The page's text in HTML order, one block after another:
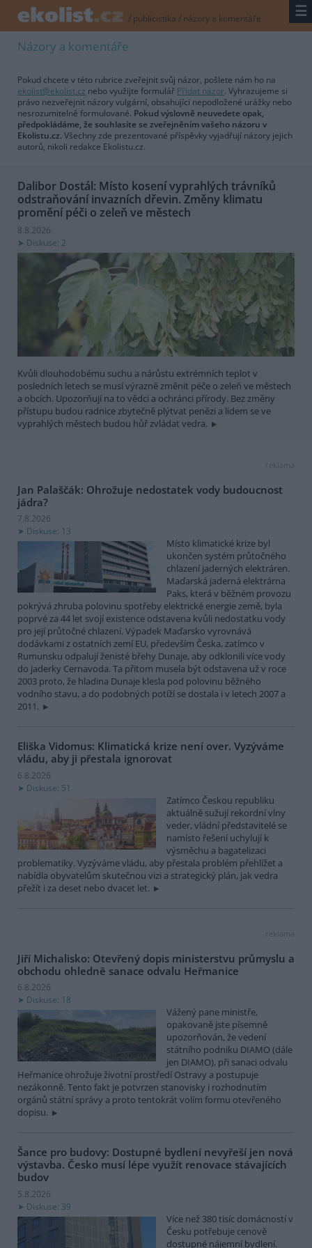
/ publicistika / názory a komentáře ☰
Názory a komentáře
Pokud chcete v této rubrice zveřejnit svůj názor, pošlete nám ho na
ekolist@ekolist.cz nebo využijte formulář Přidat názor. Vyhrazujeme si
právo nezveřejnit názory vulgární, obsahující nepodložené urážky nebo
nesrozumitelně formulované. Pokud výslovně neuvedete opak,
předpokládáme, že souhlasíte se zveřejněním vašeho názoru v
Ekolistu.cz. Všechny zde prezentované příspěvky vyjadřují názory jejich
autorů, nikoli redakce Ekolistu.cz.
Dalibor Dostál: Místo kosení vyprahlých trávníků
odstraňování invazních dřevin. Změny klimatu
promění péči o zeleň ve městech
8.8.2026
Diskuse: 2
Kvůli dlouhodobému suchu a nárůstu extrémních teplot v
posledních letech se musí výrazně změnit péče o zeleň ve městech
a obcích. Upozorňují na to vědci a ochránci přírody. Bez změny
přístupu budou radnice zbytečně plýtvat penězi a lidem se ve
vyprahlých městech budou hůř zvládat vedra.
reklama
Jan Palaščák: Ohrožuje nedostatek vody budoucnost
jádra?
7.8.2026
Diskuse: 13
Místo klimatické krize byl
ukončen systém průtočného
chlazení jaderných elektráren.
Maďarská jaderná elektrárna
Paks, která v běžném provozu
pokrývá zhruba polovinu spotřeby elektrické energie země, byla
poprvé za 44 let svojí existence odstavena kvůli nedostatku vody
pro její průtočné chlazení. Výpadek Maďarsko vyrovnává
dodávkami z ostatních zemí EU, především Česka, zatímco v
Rumunsku odpalují ženisté břehy Dunaje, aby odklonili více vody
do jaderky Cernavoda. Ta přitom musela být odstavena už v roce
2003 proto, že hladina Dunaje klesla pod polovinu běžného
vodního stavu, a do podobných potíží se dostala i v letech 2007 a
2011.
Eliška Vidomus: Klimatická krize není over. Vyzýváme
vládu, aby ji přestala ignorovat
6.8.2026
Diskuse: 51
Zatímco Českou republiku
aktuálně sužují rekordní vlny
veder, vládní představitelé se
namísto řešení uchylují k
výsměchu a bagatelizaci
problematiky. Vyzýváme vládu, aby přestala problém přehlížet a
nabídla obyvatelům skutečnou vizi a strategický plán, jak vedra
přežít i za deset nebo dvacet let.
reklama
Jiří Michalisko: Otevřený dopis ministerstvu průmyslu a
obchodu ohledně sanace odvalu Heřmanice
6.8.2026
Diskuse: 18
Vážený pane ministře,
opakovaně jste písemně
upozorňován, že vedení
státního podniku DIAMO (dále
jen DIAMO), při sanaci odvalu
Heřmanice ohrožuje životní prostředí Ostravy a postupuje
nezákonně. Tento fakt je potvrzen stanovisky i rozhodnutím
orgánů státní správy a proto tentokrát volím formu otevřeného
dopisu.
Šance pro budovy: Dostupné bydlení nevyřeší jen nová
výstavba. Česko musí lépe využít renovace stávajících
budov
5.8.2026
Diskuse: 39
Více než 380 tisíc domácností v
Česku potřebuje cenově
dostupné nájemní bydlení.